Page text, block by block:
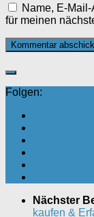
Name, E-
für meinen
Folgen:
Nächster
kaufen &